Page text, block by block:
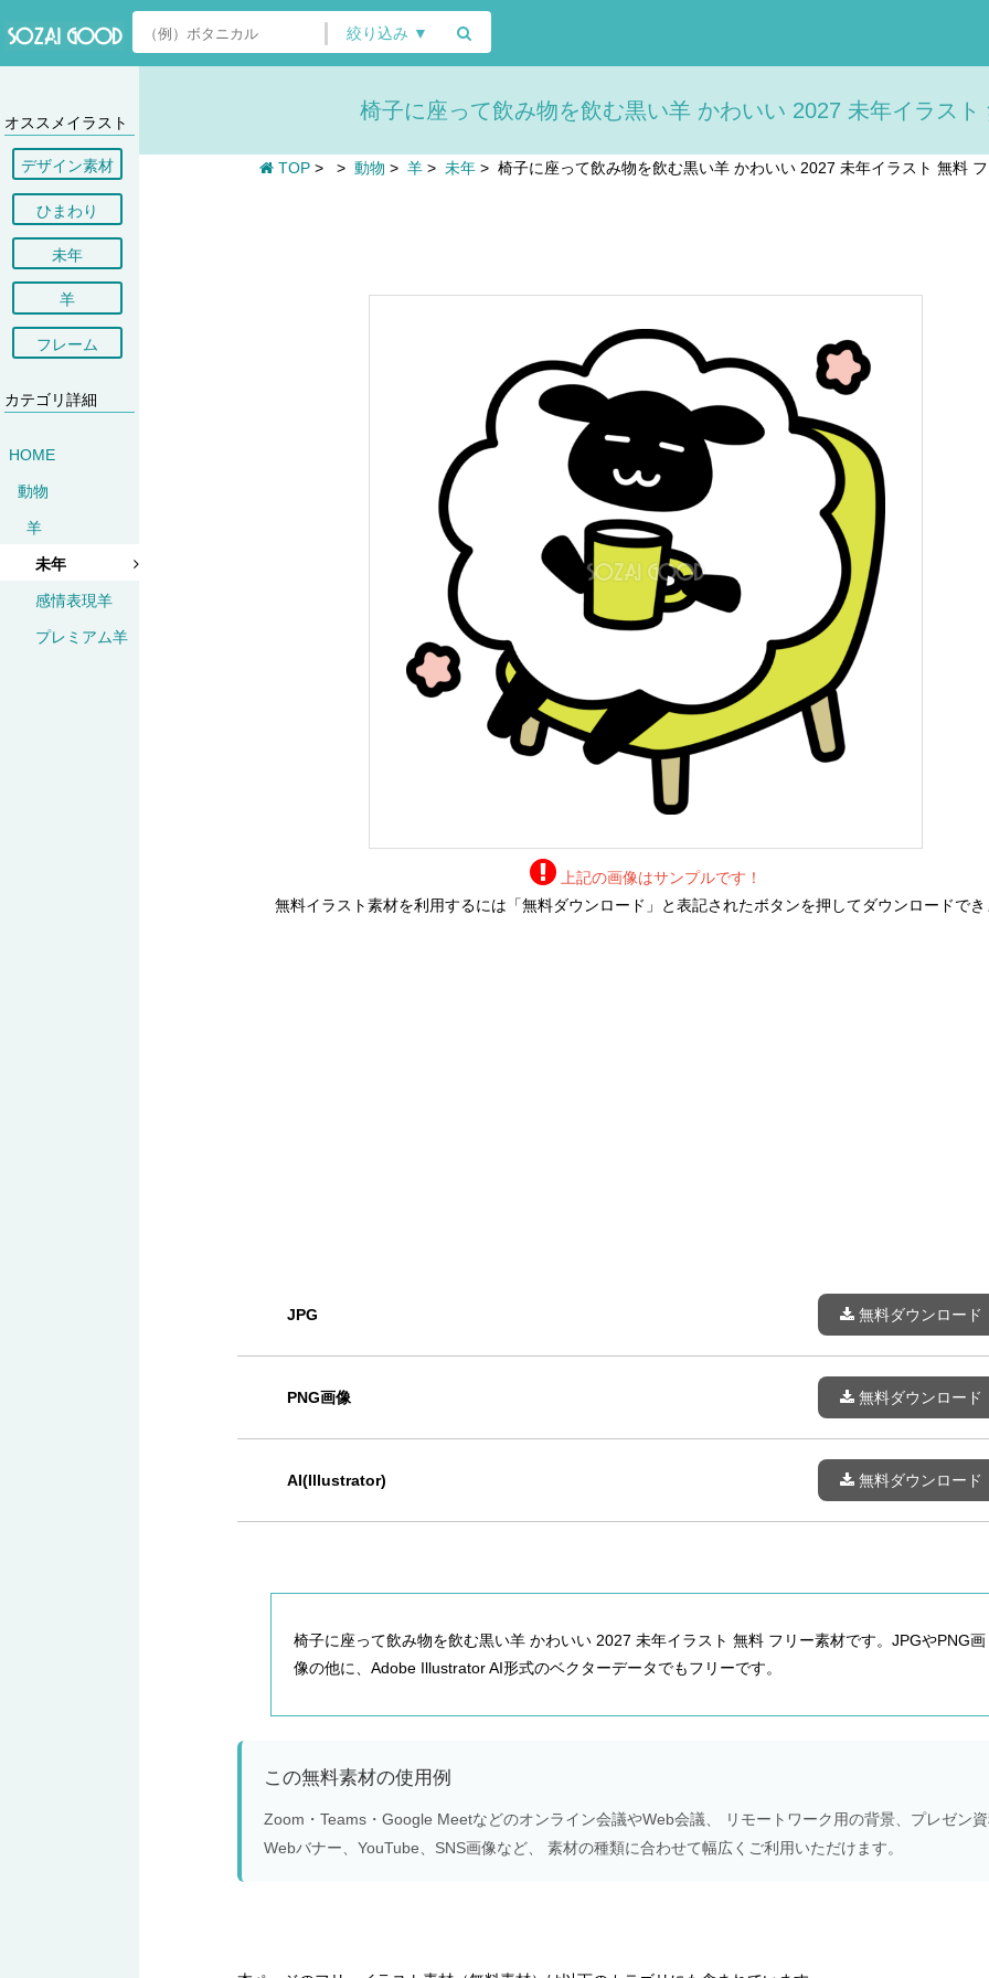
絞り込み ▼
オススメイラスト
デザイン素材
ひまわり
未年
羊
フレーム
カテゴリ詳細
HOME
動物
羊
未年
感情表現羊
プレミアム羊
椅子に座って飲み物を飲む黒い羊 かわいい 2027 未年イラス
TOP > > 動物 > 羊 > 未年 > 椅子に座って飲み物を飲む黒い羊 かわいい 2027 未年イラスト 無料
上記の画像はサンプルです！
無料イラスト素材を利用するには「無料ダウンロード」と表記されたボタンを押してダウンロードでき
JPG 無料ダウンロード
PNG画像 無料ダウンロード
AI(Illustrator) 無料ダウンロード
椅子に座って飲み物を飲む黒い羊 かわいい 2027 未年イラスト 無料 フリー素材です。JPGやPNG画
像の他に、Adobe Illustrator AI形式のベクターデータでもフリーです。
この無料素材の使用例
Zoom・Teams・Google Meetなどのオンライン会議やWeb会議、 リモートワーク用の背景、プレゼン
Webバナー、YouTube、SNS画像など、 素材の種類に合わせて幅広くご利用いただけます。